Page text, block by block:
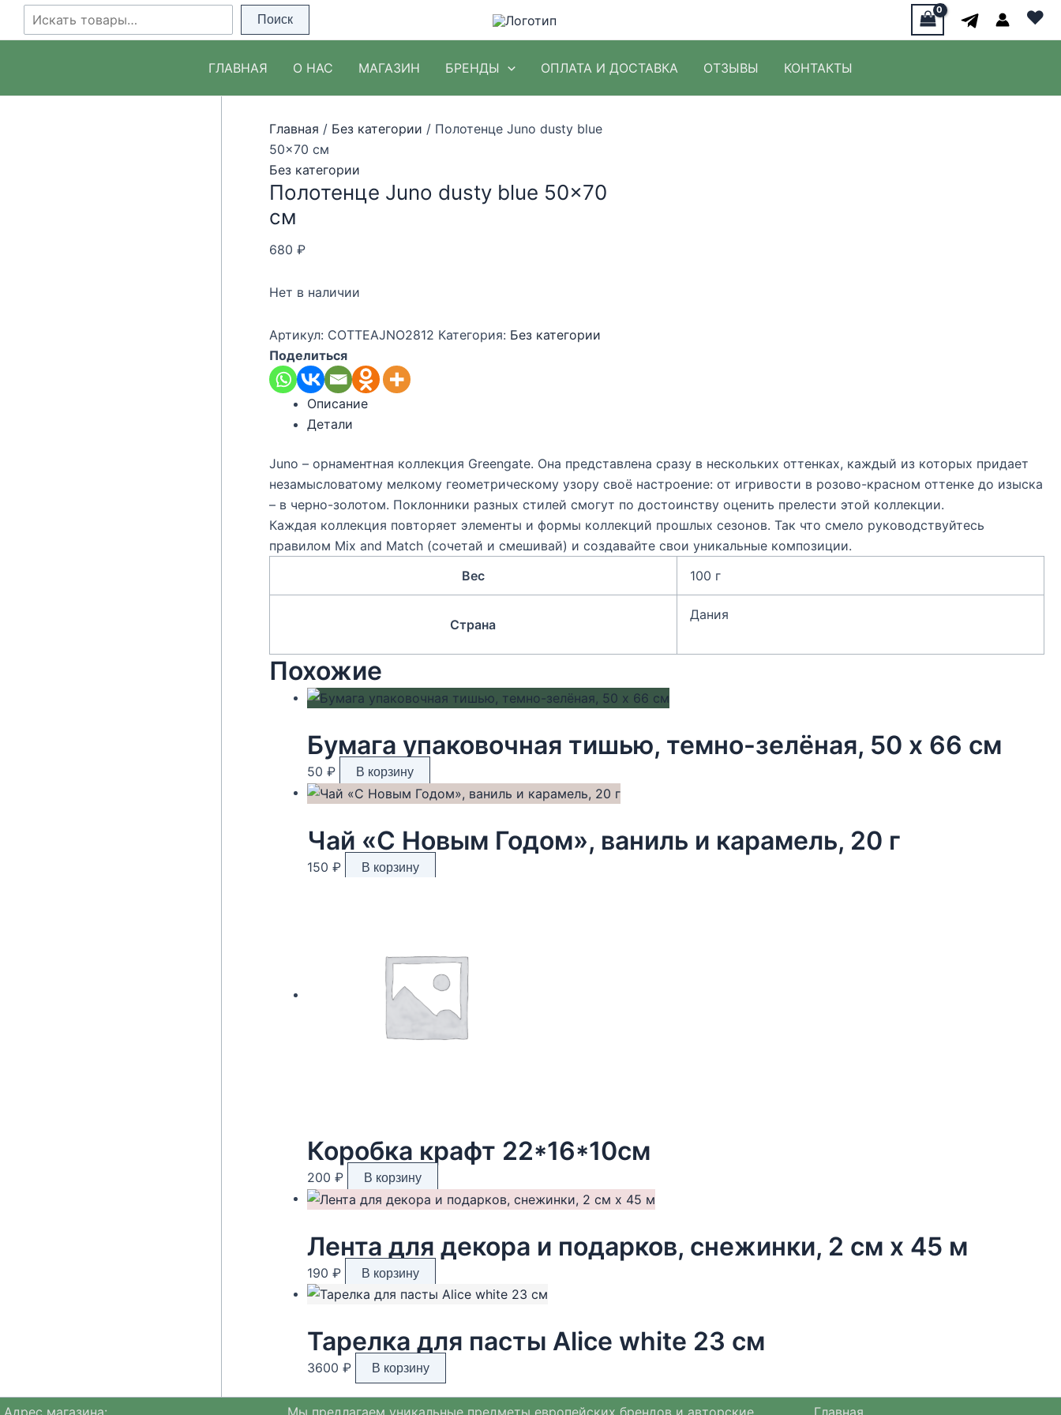
Перейти
Поиск Поиск ♥
ГЛАВНАЯ О НАС МАГАЗИН БРЕНДЫ ОПЛАТА И ДОСТАВКА ОТЗЫВЫ КОНТАКТЫ
Главная / Без категории / Полотенце Juno dusty blue
50×70 см
Без категории
Полотенце Juno dusty blue 50×70
см
680 ₽
Нет в наличии
Артикул: COTTEAJNO2812 Категория: Без категории
Поделиться
Описание
Детали
Juno – орнаментная коллекция Greengate. Она представлена сразу в нескольких оттенках, каждый из которых придает
незамысловатому мелкому геометрическому узору своё настроение: от игривости в розово-красном оттенке до изыска
– в черно-золотом. Поклонники разных стилей смогут по достоинству оценить прелести этой коллекции.
Каждая коллекция повторяет элементы и формы коллекций прошлых сезонов. Так что смело руководствуйтесь
правилом Mix and Match (сочетай и смешивай) и создавайте свои уникальные композиции.
Вес
100 г
Страна
Дания
Похожие
Бумага упаковочная тишью, темно-зелёная, 50 х 66 см
50 ₽ В корзину
Чай «С Новым Годом», ваниль и карамель, 20 г
150 ₽ В корзину
Коробка крафт 22*16*10см
200 ₽ В корзину
Лента для декора и подарков, снежинки, 2 см х 45 м
190 ₽ В корзину
Тарелка для пасты Alice white 23 см
3600 ₽ В корзину